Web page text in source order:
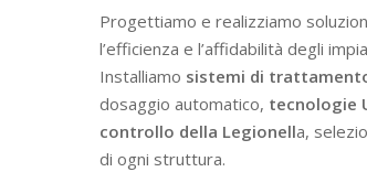
Progettiamo e realizziamo
l’efficienza e l’affidabilità degli
Installiamo sistemi di
dosaggio automatico, tecnologie
controllo della Legionella,
di ogni struttura.